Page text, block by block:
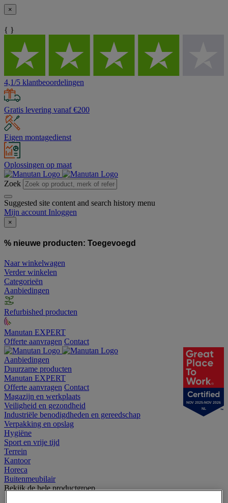
×
{ }
4,1/5 klantbeoordelingen
Gratis levering vanaf €200
Eigen montagedienst
Oplossingen op maat
Zoek
Suggested site content and search history menu
Mijn account Inloggen
×
% nieuwe producten: Toegevoegd
Naar winkelwagen
Verder winkelen
Categorieën
Aanbiedingen
Refurbished producten
Manutan EXPERT
Offerte aanvragen Contact
Aanbiedingen
Duurzame producten
Manutan EXPERT
Offerte aanvragen Contact
Magazijn en werkplaats
Veiligheid en gezondheid
Industriële benodigdheden en gereedschap
Verpakking en opslag
Hygiëne
Sport en vrije tijd
Terrein
Kantoor
Horeca
Buitenmeubilair
Bekijk de hele productgroep
NOV 2025-NOV 2026
NL